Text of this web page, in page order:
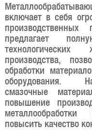
включает в себя
предлагает
производства,
обработки
оборудования.
смазочные
повышение
повысить качество